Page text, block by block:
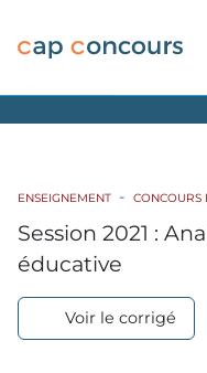
ENSEIGNEMENT CONCOURS
Session 2021 :
éducative
Voir le corrigé